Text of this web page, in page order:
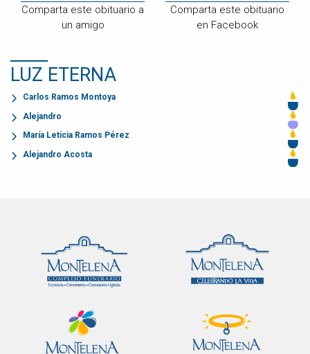
Comparta este obituario a
un amigo
Comparta este obituario
en Facebook
LUZ ETERNA
Carlos Ramos Montoya
Alejandro
María Leticia Ramos Pérez
Alejandro Acosta